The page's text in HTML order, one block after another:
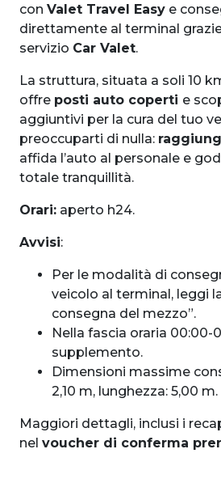
con Valet Travel Easy e
direttamente al terminal
servizio Car Valet.
La struttura, situata a soli 10
offre posti auto coperti e
aggiuntivi per la cura del tuo
preoccuparti di nulla:
affida l’auto al personale e
totale tranquillità.
Orari: aperto h24.
Avvisi:
Per le modalità di
veicolo al terminal, leggi
consegna del mezzo”.
Nella fascia oraria 00:00-
supplemento.
Dimensioni massime
2,10 m, lunghezza: 5,00 m.
Maggiori dettagli, inclusi i
nel voucher di conferma